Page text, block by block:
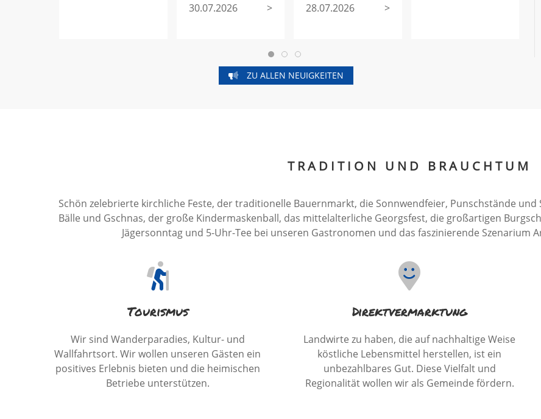
30.07.2026 > 28.07.2026 >
ZU ALLEN NEUIGKEITEN
TRADITION UND BRAUCHTUM
Schön zelebrierte kirchliche Feste, der traditionelle Bauernmarkt, die Sonnwendfeier, Punschstände
Bälle und Gschnas, der große Kindermaskenball, das mittelalterliche Georgsfest, die großartigen
Jägersonntag und 5-Uhr-Tee bei unseren Gastronomen und das faszinierende Szenarium
Tourismus
Wir sind Wanderparadies, Kultur- und
Wallfahrtsort. Wir wollen unseren Gästen ein
positives Erlebnis bieten und die heimischen
Betriebe unterstützen.
Direktvermarktung
Landwirte zu haben, die auf nachhaltige Weise
köstliche Lebensmittel herstellen, ist ein
unbezahlbares Gut. Diese Vielfalt und
Regionalität wollen wir als Gemeinde fördern.